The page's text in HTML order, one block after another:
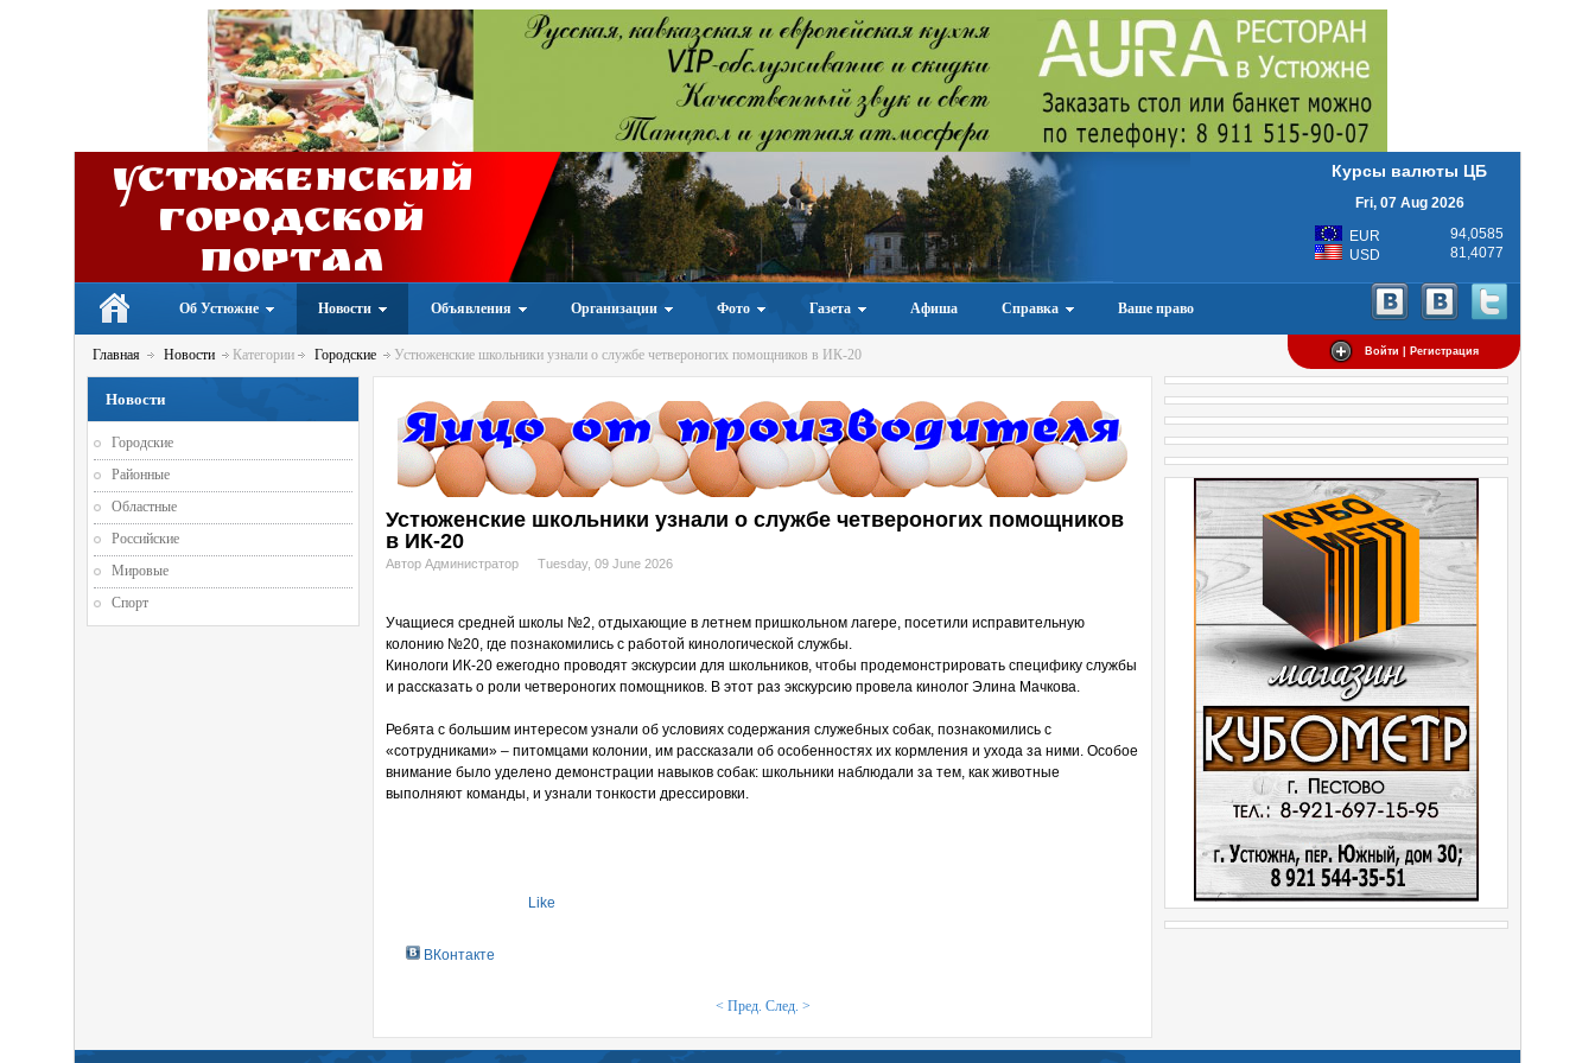
Устюженский
Городской
портал
Курсы валюты ЦБ
Fri, 07 Aug 2026
EUR
94,0585
USD
81,4077
Об Устюжне Новости Объявления Организации Фото Газета Афиша Справка Ваше право
Войти | Регистрация
Главная Новости Категории Городские Устюженские школьники узнали о службе четвероногих помощников в ИК-20
Устюженские школьники узнали о службе четвероногих помощников
в ИК-20
Автор Администратор Tuesday, 09 June 2026
Учащиеся средней школы №2, отдыхающие в летнем пришкольном лагере, посетили исправительную
колонию №20, где познакомились с работой кинологической службы.
Кинологи ИК-20 ежегодно проводят экскурсии для школьников, чтобы продемонстрировать специфику службы
и рассказать о роли четвероногих помощников. В этот раз экскурсию провела кинолог Элина Мачкова.
Ребята с большим интересом узнали об условиях содержания служебных собак, познакомились с
«сотрудниками» – питомцами колонии, им рассказали об особенностях их кормления и ухода за ними. Особое
внимание было уделено демонстрации навыков собак: школьники наблюдали за тем, как животные
выполняют команды, и узнали тонкости дрессировки.
Like
ВКонтакте
< Пред. След. >
Новости
Городские
Районные
Областные
Российские
Мировые
Спорт